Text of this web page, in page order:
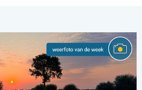
Weer&Radar uploader. . . zaterdag